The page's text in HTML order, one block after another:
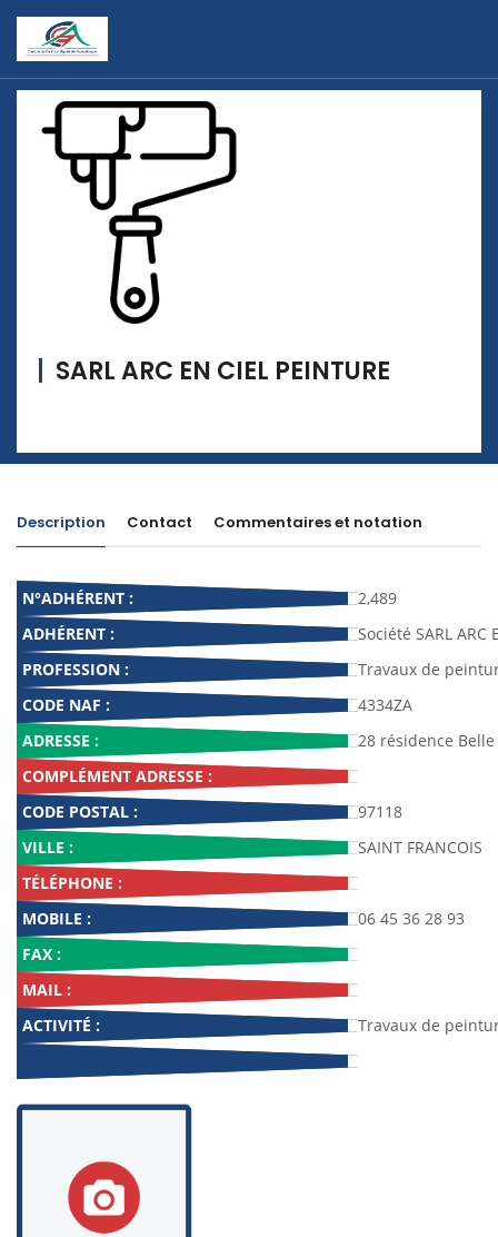
SARL ARC EN CIEL PEINTURE
Description Contact Commentaires et notation
N°ADHÉRENT :
2,489
ADHÉRENT :
Société SARL ARC
PROFESSION :
Travaux de
CODE NAF :
4334ZA
ADRESSE :
28 résidence
COMPLÉMENT ADRESSE :
CODE POSTAL :
97118
VILLE :
SAINT FRANCOIS
TÉLÉPHONE :
MOBILE :
06 45 36 28 93
FAX :
MAIL :
ACTIVITÉ :
Travaux de